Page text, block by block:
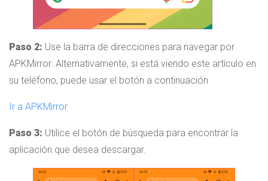
Paso 2: Use la barra de direcciones para navegar por
APKMirror. Alternativamente, si está viendo este artículo en
su teléfono, puede usar el botón a continuación
Ir a APKMirror
Paso 3: Utilice el botón de búsqueda para encontrar la
aplicación que desea descargar.